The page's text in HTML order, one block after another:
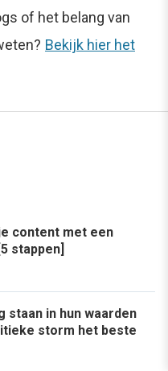
of het belang van
Bekijk hier het
content met een
stappen]
staan in hun waarden
storm het beste